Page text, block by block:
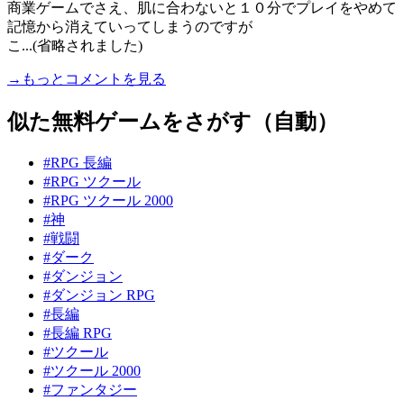
商業ゲームでさえ、肌に合わないと１０分でプレイをやめて
記憶から消えていってしまうのですが
こ...(省略されました)
→もっとコメントを見る
似た無料ゲームをさがす（自動）
#RPG 長編
#RPG ツクール
#RPG ツクール 2000
#神
#戦闘
#ダーク
#ダンジョン
#ダンジョン RPG
#長編
#長編 RPG
#ツクール
#ツクール 2000
#ファンタジー